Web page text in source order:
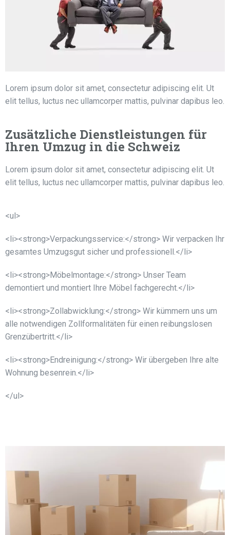
Lorem ipsum dolor sit amet, consectetur adipiscing elit. Ut
elit tellus, luctus nec ullamcorper mattis, pulvinar dapibus leo.
Zusätzliche Dienstleistungen für
Ihren Umzug in die Schweiz
Lorem ipsum dolor sit amet, consectetur adipiscing elit. Ut
elit tellus, luctus nec ullamcorper mattis, pulvinar dapibus leo.
<ul>
<li><strong>Verpackungsservice:</strong> Wir verpacken Ihr
gesamtes Umzugsgut sicher und professionell.</li>
<li><strong>Möbelmontage:</strong> Unser Team
demontiert und montiert Ihre Möbel fachgerecht.</li>
<li><strong>Zollabwicklung:</strong> Wir kümmern uns um
alle notwendigen Zollformalitäten für einen reibungslosen
Grenzübertritt.</li>
<li><strong>Endreinigung:</strong> Wir übergeben Ihre alte
Wohnung besenrein.</li>
</ul>